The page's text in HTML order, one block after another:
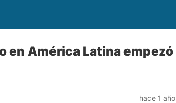
en América Latina empezó
hace 1 año